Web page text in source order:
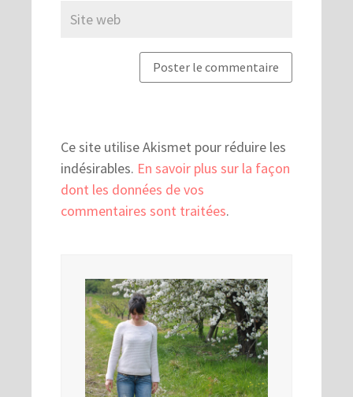
Ce site utilise Akismet pour réduire les
indésirables. En savoir plus sur la façon
dont les données de vos
commentaires sont traitées.